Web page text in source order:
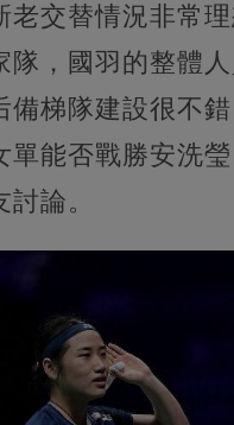
老交替情況非常
隊，國羽的整體
備梯隊建設很不
單能否戰勝安洗
論。